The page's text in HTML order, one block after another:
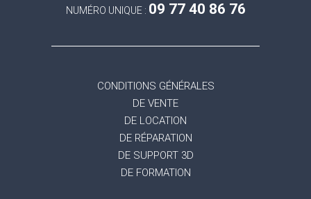
NUMÉRO UNIQUE : 09 77 40 86 76
CONDITIONS GÉNÉRALES
DE VENTE
DE LOCATION
DE RÉPARATION
DE SUPPORT 3D
DE FORMATION